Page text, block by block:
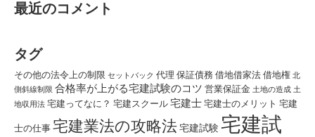
最近のコメント
タグ
その他の法令上の制限 セットバック 代理 保証債務 借地借家法 借地権 北
側斜線制限 合格率が上がる宅建試験のコツ 営業保証金 土地の造成 土
地収用法 宅建ってなに？ 宅建スクール 宅建士 宅建士のメリット 宅建
士の仕事 宅建業法の攻略法宅建試験 宅建試